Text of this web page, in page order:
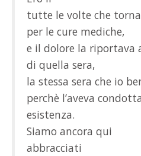
tutte le volte che
per le cure mediche,
e il dolore la riportava
di quella sera,
la stessa sera che io
perchè l’aveva
esistenza.
Siamo ancora qui
abbracciati